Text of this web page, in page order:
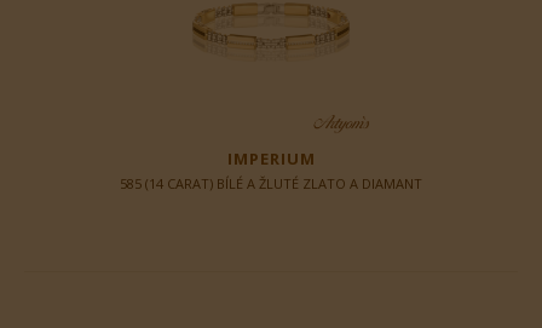
IMPERIUM
585 (14 CARAT) BÍLÉ A ŽLUTÉ ZLATO A DIAMANT